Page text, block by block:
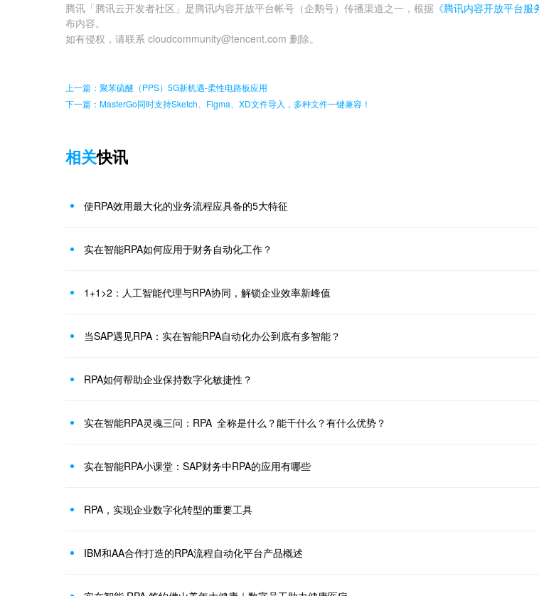
腾讯「腾讯云开发者社区」是腾讯内容开放平台帐号（企鹅号）传播渠道之一，根据 《腾讯内容开放平台服
布内容。
如有侵权，请联系 cloudcommunity@tencent.com 删除。
上一篇：聚苯硫醚（PPS）5G新机遇-柔性电路板应用
下一篇：MasterGo同时支持Sketch、Figma、XD文件导入，多种文件一键兼容！
相关快讯
使RPA效用最大化的业务流程应具备的5大特征
实在智能RPA如何应用于财务自动化工作？
1+1>2：人工智能代理与RPA协同，解锁企业效率新峰值
当SAP遇见RPA：实在智能RPA自动化办公到底有多智能？
RPA如何帮助企业保持数字化敏捷性？
实在智能RPA灵魂三问：RPA 全称是什么？能干什么？有什么优势？
实在智能RPA小课堂：SAP财务中RPA的应用有哪些
RPA，实现企业数字化转型的重要工具
IBM和AA合作打造的RPA流程自动化平台产品概述